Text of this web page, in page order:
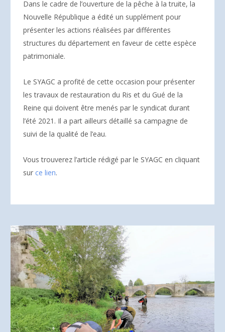
Dans le cadre de l’ouverture de la pêche à la truite, la
Nouvelle République a édité un supplément pour
présenter les actions réalisées par différentes
structures du département en faveur de cette espèce
patrimoniale.
Le SYAGC a profité de cette occasion pour présenter
les travaux de restauration du Ris et du Gué de la
Reine qui doivent être menés par le syndicat durant
l’été 2021. Il a part ailleurs détaillé sa campagne de
suivi de la qualité de l’eau.
Vous trouverez l’article rédigé par le SYAGC en cliquant
sur ce lien.